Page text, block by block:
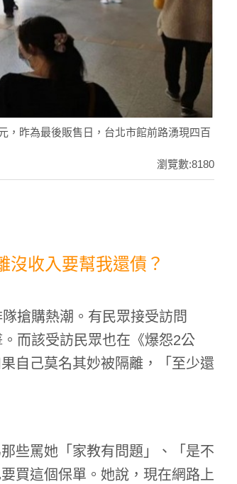
，昨為最後販售日，台北市館前路湧現四百
瀏覽數:8180
沒收入要幫我還債？
搶購熱潮。有民眾接受訪問
而該受訪民眾也在 《爆怨2公
自己莫名其妙被隔離，「至少還
些罵她「家教有問題」、「是不
買這個保單。她說，現在網路上